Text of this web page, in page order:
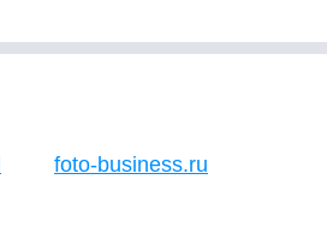
foto-business.ru